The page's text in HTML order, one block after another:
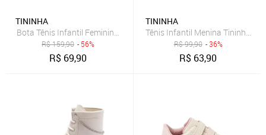
TININHA
Bota Tênis Infantil Feminina Tininha Menina Bordado Preto
R$159,90 - 56%
R$ 69,90
TININHA
Tênis Infantil Menina Tininha
R$99,90 - 36%
R$ 63,90